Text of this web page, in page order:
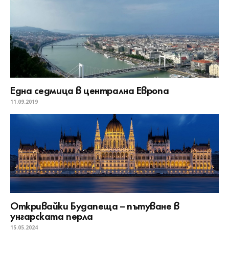
Една седмица в централна Европа
11.09.2019
Откривайки Будапеща – пътуване в
унгарската перла
15.05.2024